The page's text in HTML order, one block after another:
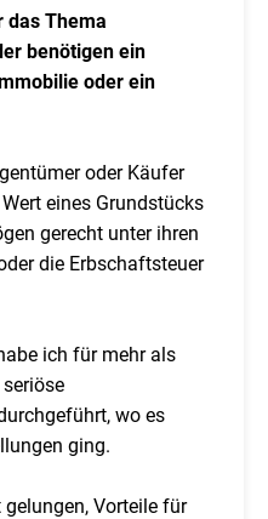
das Thema
benötigen ein
oder ein
oder Käufer
eines Grundstücks
gerecht unter ihren
die Erbschaftsteuer
ich für mehr als
wo es
ging.
Vorteile für